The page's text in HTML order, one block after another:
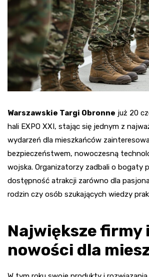
Warszawskie Targi Obronne już 20
hali EXPO XXI, stając się jednym z
wydarzeń dla mieszkańców
bezpieczeństwem, nowoczesną
wojska. Organizatorzy zadbali o bogaty
dostępność atrakcji zarówno dla
rodzin czy osób szukających wiedzy
Największe firmy i
nowości dla